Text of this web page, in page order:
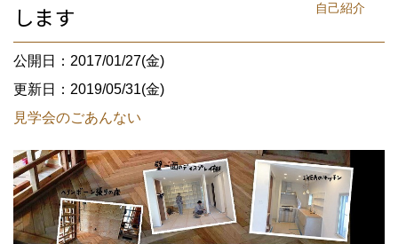
自己紹介
します
公開日：2017/01/27(金)
更新日：2019/05/31(金)
見学会のごあんない